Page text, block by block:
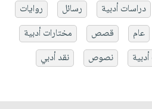
دراسات أدبية رسائل
روايات
عام قصص
مختارات أدبية
نصوص نقد أدبي